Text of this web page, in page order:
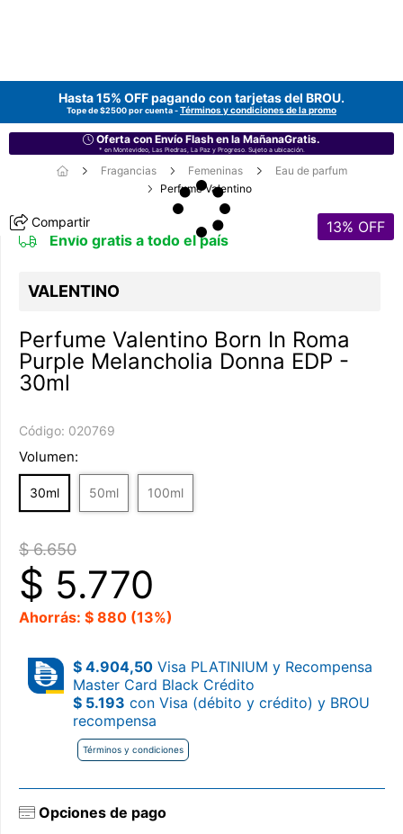
Hasta 15% OFF pagando con tarjetas del BROU.
Tope de $2500 por cuenta -Términos y condiciones de la promo
Oferta con Envío Flash en la MañanaGratis.
* en Montevideo, Las Piedras, La Paz y Progreso. Sujeto a ubicación.
Fragancias Femeninas
Eau de parfum
Perfume Valentino
Compartir 13% OFF
Envío gratis a todo el país
VALENTINO
Perfume Valentino Born In Roma
Purple Melancholia Donna EDP -
30ml
Código: 020769
Volumen:
30ml 50ml 100ml
$ 6.650
$ 5.770
Ahorrás: $ 880 (13%)
$ 4.904,50 Visa PLATINIUM y Recompensa
Master Card Black Crédito
$ 5.193 con Visa (débito y crédito) y BROU
recompensa
Términos y condiciones
Opciones de pago